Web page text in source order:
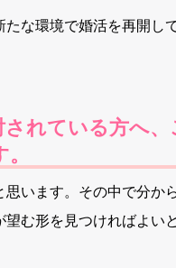
な環境で婚活を再開し
れている方へ、
います。その中で分か
む形を見つければよい